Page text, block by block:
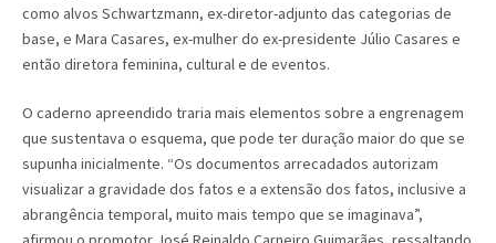
como alvos Schwartzmann, ex-diretor-adjunto das categorias de
base, e Mara Casares, ex-mulher do ex-presidente Júlio Casares e
então diretora feminina, cultural e de eventos.
O caderno apreendido traria mais elementos sobre a engrenagem
que sustentava o esquema, que pode ter duração maior do que se
supunha inicialmente. “Os documentos arrecadados autorizam
visualizar a gravidade dos fatos e a extensão dos fatos, inclusive a
abrangência temporal, muito mais tempo que se imaginava”,